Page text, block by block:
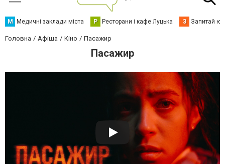
М Медичні заклади міста Р Ресторани і кафе Луцька З Запитай
Головна Афіша Кіно Пасажир
Пасажир